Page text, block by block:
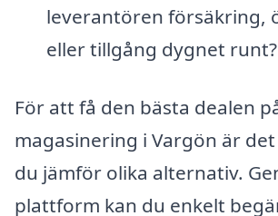
leverantören försäkring,
eller tillgång dygnet runt?
För att få den bästa dealen
magasinering i Vargön är
du jämför olika alternativ.
plattform kan du enkelt